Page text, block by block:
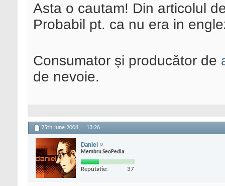
Asta o cautam! Din articolul
Probabil pt. ca nu era in
Consumator și producător de
de nevoie.
25th June 2008, 13:26
Daniel
Membru SeoPedia
Reputatie: 37